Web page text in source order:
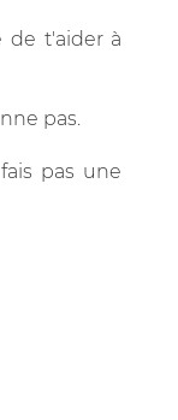
de t'aider à
pas.
pas une